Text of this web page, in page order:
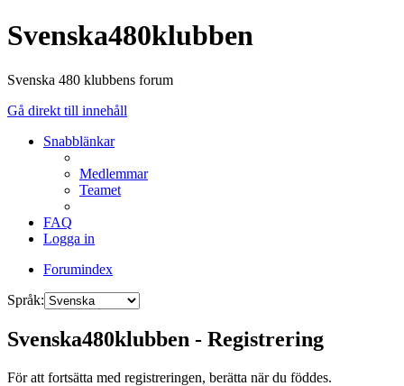
Svenska480klubben
Svenska 480 klubbens forum
Gå direkt till innehåll
Snabblänkar
Medlemmar
Teamet
FAQ
Logga in
Forumindex
Språk:
Svenska480klubben - Registrering
För att fortsätta med registreringen, berätta när du föddes.